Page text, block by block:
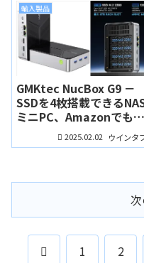
輸入製品
GMKtec NucBox G9 －
SSDを4枚搭載できる
ミニPC、Amazonでも販
売開始！ 2025.02.02 ウインタ
前 1 2